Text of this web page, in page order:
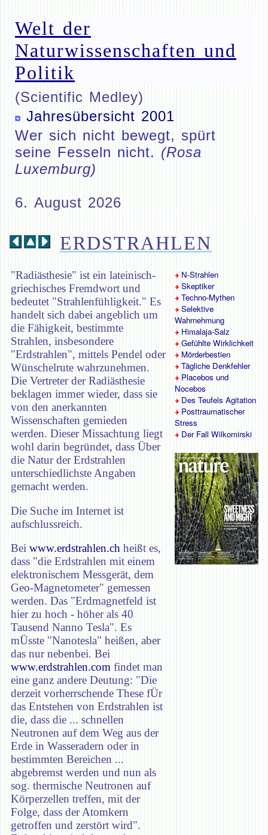
Welt der
Naturwissenschaften und
Politik
(Scientific Medley)
Jahresübersicht 2001
Wer sich nicht bewegt, spürt
seine Fesseln nicht. (Rosa
Luxemburg)
6. August 2026
ERDSTRAHLEN
"Radiästhesie" ist ein lateinisch-
griechisches Fremdwort und
bedeutet "Strahlenfühligkeit." Es
handelt sich dabei angeblich um
die Fähigkeit, bestimmte
Strahlen, insbesondere
"Erdstrahlen", mittels Pendel oder
Wünschelrute wahrzunehmen.
Die Vertreter der Radiästhesie
beklagen immer wieder, dass sie
von den anerkannten
Wissenschaften gemieden
werden. Dieser Missachtung liegt
wohl darin begründet, dass Über
die Natur der Erdstrahlen
unterschiedlichste Angaben
gemacht werden.
Die Suche im Internet ist
aufschlussreich.
Bei www.erdstrahlen.ch heißt es,
dass "die Erdstrahlen mit einem
elektronischem Messgerät, dem
Geo-Magnetometer" gemessen
werden. Das "Erdmagnetfeld ist
hier zu hoch - höher als 40
Tausend Nanno Tesla". Es
mÜsste "Nanotesla" heißen, aber
das nur nebenbei. Bei
www.erdstrahlen.com findet man
eine ganz andere Deutung: "Die
derzeit vorherrschende These fÜr
das Entstehen von Erdstrahlen ist
die, dass die ... schnellen
Neutronen auf dem Weg aus der
Erde in Wasseradern oder in
bestimmten Bereichen ...
abgebremst werden und nun als
sog. thermische Neutronen auf
Körperzellen treffen, mit der
Folge, dass der Atomkern
getroffen und zerstört wird".
N-Strahlen
Skeptiker
Techno-Mythen
Selektive
Wahrnehmung
Himalaja-Salz
Gefühlte Wirklichkeit
Mörderbestien
Tägliche Denkfehler
Placebos und
Nocebos
Des Teufels Agitation
Posttraumatischer
Stress
Der Fall Wilkomirski